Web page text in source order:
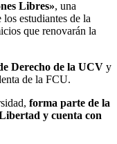
Libres», una
estudiantes de la
que renovarán la
Derecho de la UCV y
de la FCU.
forma parte de la
y cuenta con